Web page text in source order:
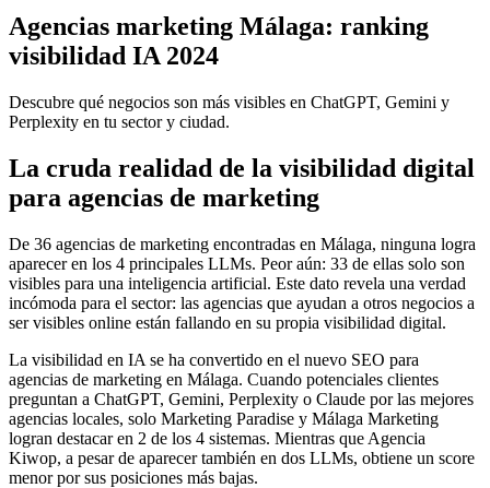
Agencias marketing Málaga: ranking
visibilidad IA 2024
Descubre qué negocios son más visibles en ChatGPT, Gemini y
Perplexity en tu sector y ciudad.
La cruda realidad de la visibilidad digital
para agencias de marketing
De 36 agencias de marketing encontradas en Málaga, ninguna logra
aparecer en los 4 principales LLMs. Peor aún: 33 de ellas solo son
visibles para una inteligencia artificial. Este dato revela una verdad
incómoda para el sector: las agencias que ayudan a otros negocios a
ser visibles online están fallando en su propia visibilidad digital.
La visibilidad en IA se ha convertido en el nuevo SEO para
agencias de marketing en Málaga. Cuando potenciales clientes
preguntan a ChatGPT, Gemini, Perplexity o Claude por las mejores
agencias locales, solo Marketing Paradise y Málaga Marketing
logran destacar en 2 de los 4 sistemas. Mientras que Agencia
Kiwop, a pesar de aparecer también en dos LLMs, obtiene un score
menor por sus posiciones más bajas.